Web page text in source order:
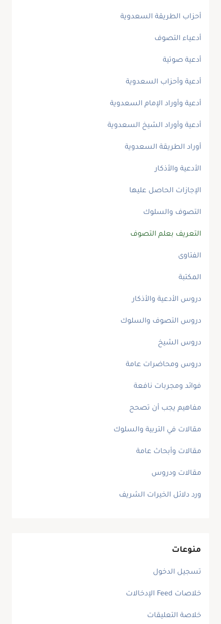
أحزاب الطريقة السعدوية
أدعياء التصوف
أدعية صوتية
أدعية وأحزاب السعدوية
أدعية وأوراد الإمام السعدوية
أدعية وأوراد الشيخ السعدوية
أوراد الطريقة السعدوية
الأدعية والأذكار
الإجازات الحاصل عليها
التصوف والسلوك
التعريف بعلم التصوف
الفتاوى
المكتبة
دروس الأدعية والأذكار
دروس التصوف والسلوك
دروس الشيخ
دروس ومحاضرات عامة
فوائد ومجربات نافعة
مفاهيم يجب أن تصحح
مقالات في التربية والسلوك
مقالات وأبحاث عامة
مقالات ودروس
ورد دلائل الخيرات الشريف
منوعات
تسجيل الدخول
خلاصات Feed الإدخالات
خلاصة التعليقات